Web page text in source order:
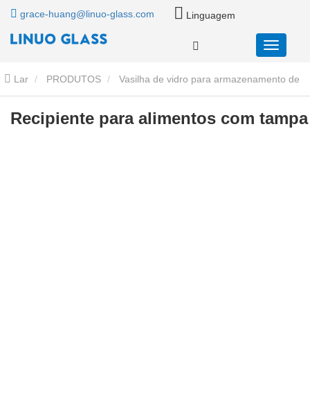
grace-huang@linuo-glass.com Linguagem
Lar PRODUTOS Vasilha de vidro para armazenamento de
alimentos Frasco de armazenamento de vidro com tampa de
Recipiente para alimentos com tampa